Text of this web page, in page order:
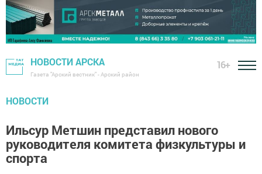
НОВОСТИ АРСКА
Газета "Арский вестник" - Арский район
16+
НОВОСТИ
Ильсур Метшин представил нового
руководителя комитета физкультуры и
спорта